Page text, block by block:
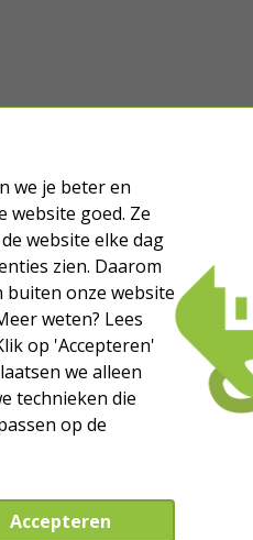
we je beter en
website goed. Ze
website elke dag
zien. Daarom
buiten onze website
weten? Lees
op 'Accepteren'
we alleen
technieken die
op de
Accepteren